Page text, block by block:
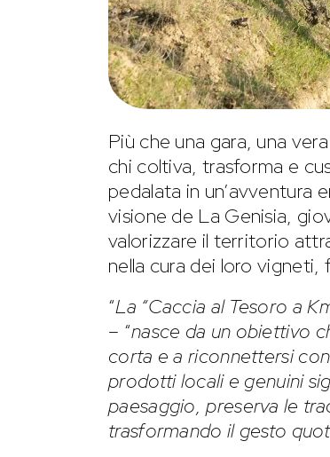
Più che una gara, una
chi coltiva, trasforma e
pedalata in
visione de La Genisia,
valorizzare il territorio
nella cura dei loro
“La “Caccia al Tesoro a
– “nasce da un obiettivo
corta e a riconnettersi
prodotti locali e genuini
paesaggio, preserva le
trasformando il gesto